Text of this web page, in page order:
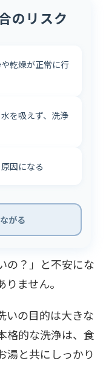
のリスク
乾燥が正常に行
を吸えず、洗浄
因になる
がる
の？」と不安にな
ません。
いの目的は大きな
格的な洗浄は、食
湯と共にしっかり